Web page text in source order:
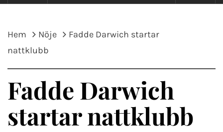
Hem Nöje
Fadde Darwich startar
nattklubb
Fadde Darwich
startar nattklubb